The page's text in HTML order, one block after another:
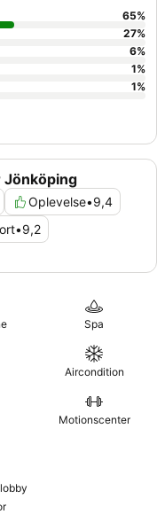
Oplevelse•9,4
•9,2
65%
27%
6%
1%
1%
Spa
Aircondition
Motionscenter